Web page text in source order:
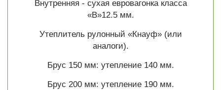
Внутренняя - сухая евровагонка класса
«В»12.5 мм.
Утеплитель рулонный «Кнауф» (или
аналоги).
Брус 150 мм: утепление 140 мм.
Брус 200 мм: утепление 190 мм.